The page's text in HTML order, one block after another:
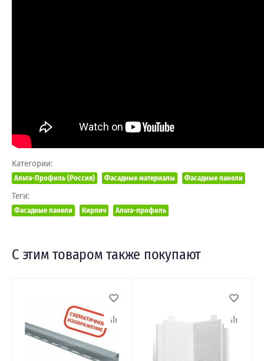
Категории:
Альта-Профиль (Россия) Фасадные материалы Фасадные панели
Теги:
Фасадные панели Кирпич Альта-профиль
С этим товаром также покупают